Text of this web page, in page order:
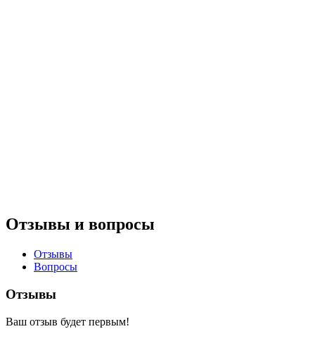
Отзывы и вопросы
Отзывы
Вопросы
Отзывы
Ваш отзыв будет первым!